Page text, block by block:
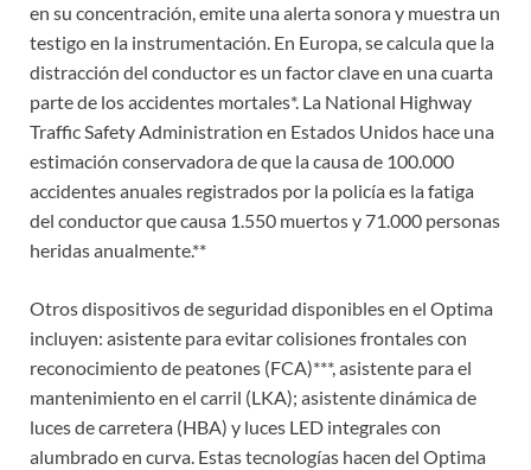
en su concentración, emite una alerta sonora y muestra un
testigo en la instrumentación. En Europa, se calcula que la
distracción del conductor es un factor clave en una cuarta
parte de los accidentes mortales*. La National Highway
Traffic Safety Administration en Estados Unidos hace una
estimación conservadora de que la causa de 100.000
accidentes anuales registrados por la policía es la fatiga
del conductor que causa 1.550 muertos y 71.000 personas
heridas anualmente.**
Otros dispositivos de seguridad disponibles en el Optima
incluyen: asistente para evitar colisiones frontales con
reconocimiento de peatones (FCA)***, asistente para el
mantenimiento en el carril (LKA); asistente dinámica de
luces de carretera (HBA) y luces LED integrales con
alumbrado en curva. Estas tecnologías hacen del Optima